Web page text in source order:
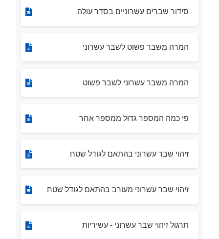
סידור שברים עשרוניים בסדר עולה
המרה משבר פשוט לשבר עשרוני
המרה משבר עשרוני לשבר פשוט
פי כמה המספר גדול ממספר אחר
זיהוי שבר עשרוני בהתאם לגודל שטח
זיהוי שבר עשרוני מעורב בהתאם לגודל שטח
תרגול זיהוי שבר עשרוני - עשיריות